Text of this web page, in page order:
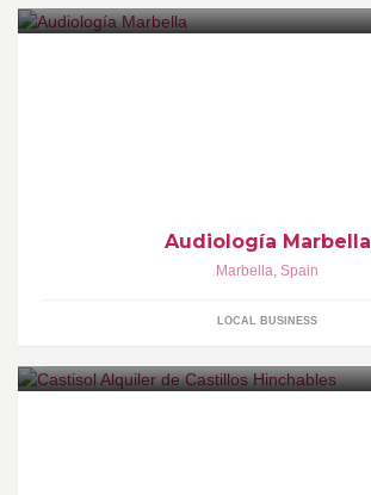
Audiología Marbella
Marbella, Spain
LOCAL BUSINESS